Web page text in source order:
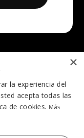
×
la experiencia del
acepta todas las
de cookies. Más